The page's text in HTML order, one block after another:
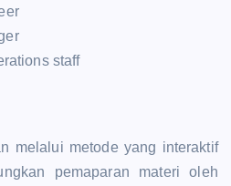
staff
melalui metode yang interaktif
pemaparan materi oleh